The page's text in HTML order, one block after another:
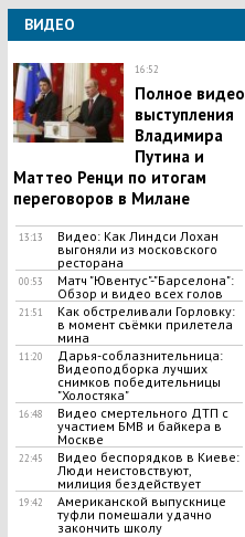
ВИДЕО
16:52
Полное видео
выступления
Владимира
Путина и
Маттео Ренци по итогам
переговоров в Милане
13:13
Видео: Как Линдси Лохан
выгоняли из московского
ресторана
00:53
Матч "Ювентус"-"Барселона":
Обзор и видео всех голов
21:51
Как обстреливали Горловку:
в момент съёмки прилетела
мина
11:20
Дарья-соблазнительница:
Видеоподборка лучших
снимков победительницы
"Холостяка"
16:48
Видео смертельного ДТП с
участием БМВ и байкера в
Москве
22:45
Видео беспорядков в Киеве:
Люди неистовствуют,
милиция бездействует
19:42
Американской выпускнице
туфли помешали удачно
закончить школу